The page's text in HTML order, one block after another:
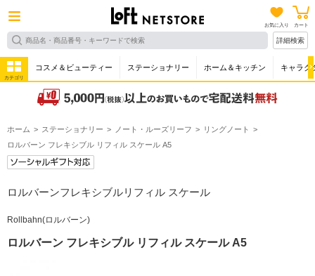
お気に入り カート
詳細検索
カテゴリ
コスメ＆ビューティー ステーショナリー ホーム＆キッチン キャラク
ホーム ステーショナリー ノート・ルーズリーフ
リングノート
ロルバーン フレキシブル リフィル スケール A5
ロルバーンフレキシブルリフィル スケール
Rollbahn(ロルバーン)
ロルバーン フレキシブル リフィル スケール A5